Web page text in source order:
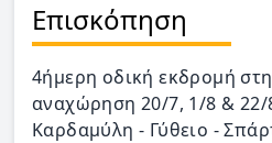
Επισκόπηση
4ήμερη οδική εκδρομή
αναχώρηση 20/7, 1/8 &
Καρδαμύλη - Γύθειο -